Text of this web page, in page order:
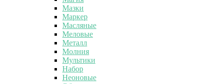
Мазки
Маркер
Масляные
Меловые
Металл
Молния
Мультики
Набор
Неоновые